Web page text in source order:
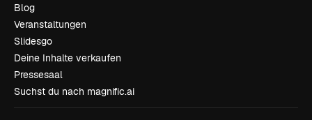
Blog
Veranstaltungen
Slidesgo
Deine Inhalte verkaufen
Pressesaal
Suchst du nach magnific.ai